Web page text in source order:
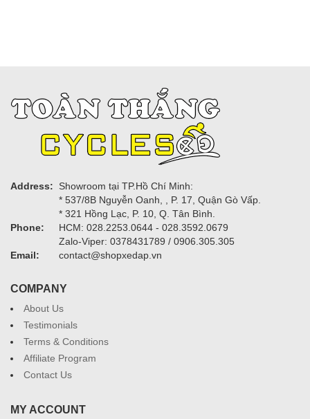
Address:
Showroom tại TP.Hồ Chí Minh:
* 537/8B Nguyễn Oanh, , P. 17, Quận Gò Vấp.
* 321 Hồng Lạc, P. 10, Q. Tân Bình.
Phone:
HCM: 028.2253.0644 - 028.3592.0679
Zalo-Viper: 0378431789 / 0906.305.305
Email:
contact@shopxedap.vn
COMPANY
About Us
Testimonials
Terms & Conditions
Affiliate Program
Contact Us
MY ACCOUNT